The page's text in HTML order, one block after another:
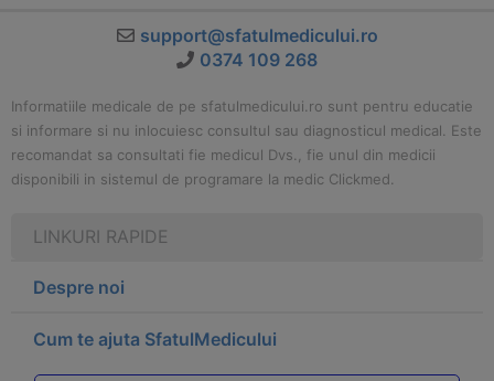
support@sfatulmedicului.ro
0374 109 268
Informatiile medicale de pe sfatulmedicului.ro sunt pentru educatie
si informare si nu inlocuiesc consultul sau diagnosticul medical. Este
recomandat sa consultati fie medicul Dvs., fie unul din medicii
disponibili in sistemul de programare la medic Clickmed.
LINKURI RAPIDE
Despre noi
Cum te ajuta SfatulMedicului